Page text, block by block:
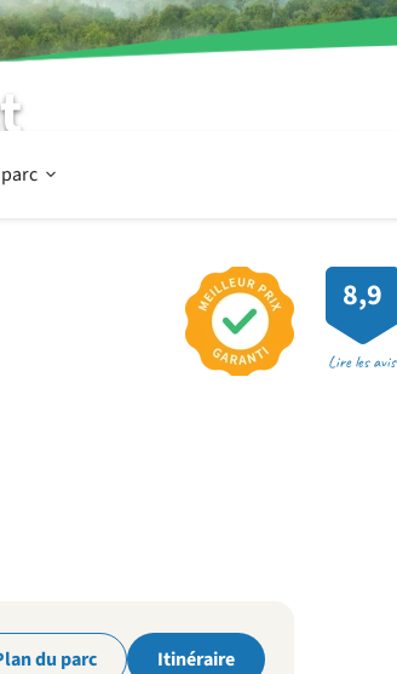
Ouvrir
8,9
Lire les avis
du parc Itinéraire